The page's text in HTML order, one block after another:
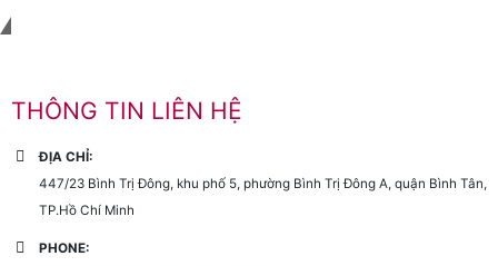
THÔNG TIN LIÊN HỆ
ĐỊA CHỈ:
447/23 Bình Trị Đông, khu phố 5, phường Bình Trị Đông A, quận Bình Tân,
TP.Hồ Chí Minh
PHONE: